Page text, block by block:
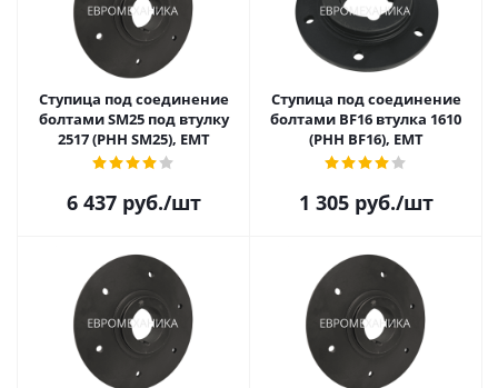
Ступица под соединение
болтами SM25 под втулку
2517 (PHH SM25), EMT
6 437руб./шт
Ступица под соединение
болтами BF16 втулка 1610
(PHH BF16), EMT
1 305руб./шт